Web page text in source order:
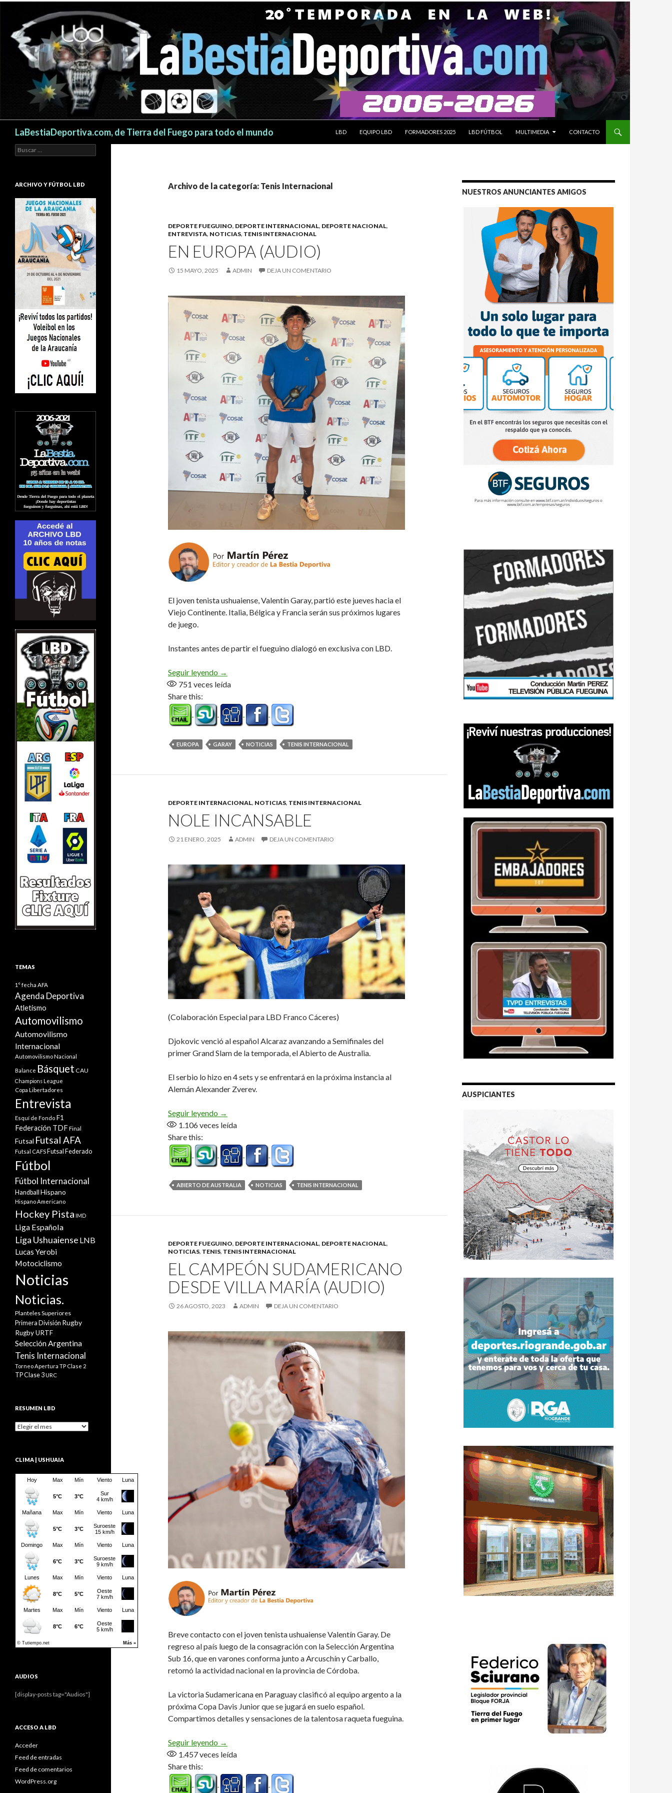
LaBestiaDeportiva.com, de Tierra del Fuego para todo el mundo
LBD
EQUIPO LBD FORMADORES 2025 LBD FÚTBOL MULTIMEDIA CONTACTO
Archivo de la categoría: Tenis Internacional
DEPORTE FUEGUINO, DEPORTE INTERNACIONAL, DEPORTE NACIONAL,
ENTREVISTA, NOTICIAS, TENIS INTERNACIONAL
EN EUROPA (AUDIO)
15 MAYO, 2025 ADMIN DEJA UN COMENTARIO
El joven tenista ushuaiense, Valentín Garay, partió este jueves hacia el
Viejo Continente. Italia, Bélgica y Francia serán sus próximos lugares
de juego.
Instantes antes de partir el fueguino dialogó en exclusiva con LBD.
Seguir leyendo En Europa (Audio)
→
751 veces leída
Share this:
EUROPA GARAY NOTICIAS TENIS INTERNACIONAL
DEPORTE INTERNACIONAL, NOTICIAS, TENIS INTERNACIONAL
NOLE INCANSABLE
21 ENERO, 2025 ADMIN DEJA UN COMENTARIO
(Colaboración Especial para LBD Franco Cáceres)
Djokovic venció al español Alcaraz avanzando a Semifinales del
primer Grand Slam de la temporada, el Abierto de Australia.
El serbio lo hizo en 4 sets y se enfrentará en la próxima instancia al
Alemán Alexander Zverev.
Seguir leyendo Nole incansable
→
1.106veces leída
Share this:
ABIERTO DE AUSTRALIA NOTICIAS TENIS INTERNACIONAL
DEPORTE FUEGUINO, DEPORTE INTERNACIONAL, DEPORTE NACIONAL,
NOTICIAS, TENIS, TENIS INTERNACIONAL
EL CAMPEÓN SUDAMERICANO
DESDE VILLA MARÍA (AUDIO)
26 AGOSTO, 2023 ADMIN DEJA UN COMENTARIO
Breve contacto con el joven tenista ushuaiense Valentín Garay. De
regreso al país luego de la consagración con la Selección Argentina
Sub 16, que en varones conforma junto a Arcuschín y Carballo,
retomó la actividad nacional en la provincia de Córdoba.
La victoria Sudamericana en Paraguay clasificó al equipo argento a la
próxima Copa Davis Junior que se jugará en suelo español.
Compartimos detalles y sensaciones de la talentosa raqueta fueguina.
Seguir leyendo El Campeón Sudamericano desde Villa María (Audio)
→
1.457veces leída
Share this:
NUESTROS ANUNCIANTES AMIGOS
AUSPICIANTES
Buscar:
ARCHIVO Y FÚTBOL LBD
TEMAS
1° fecha AFA
Agenda Deportiva
Atletismo
Automovilismo
Automovilismo
Internacional
Automovilismo Nacional
Balance Básquet CAU
Champions League
Copa Libertadores
Entrevista
Esquí de Fondo F1
Federación TDF Final
Futsal Futsal AFA
Futsal CAFS Futsal Federado
Fútbol
Fútbol Internacional
Handball Hispano
Hispano Americano
Hockey Pista IMD
Liga Española
Liga Ushuaiense LNB
Lucas Yerobi
Motociclismo
Noticias
Noticias.
Planteles Superiores
Primera División Rugby
Rugby URTF
Selección Argentina
Tenis Internacional
Torneo Apertura TP Clase 2
TP Clase 3URC
RESUMEN LBD
Resumen
CLIMA | USHUAIA
AUDIOS
[display-posts tag="Audios"]
ACCESO A LBD
Acceder
Feed de entradas
Feed de comentarios
WordPress.org